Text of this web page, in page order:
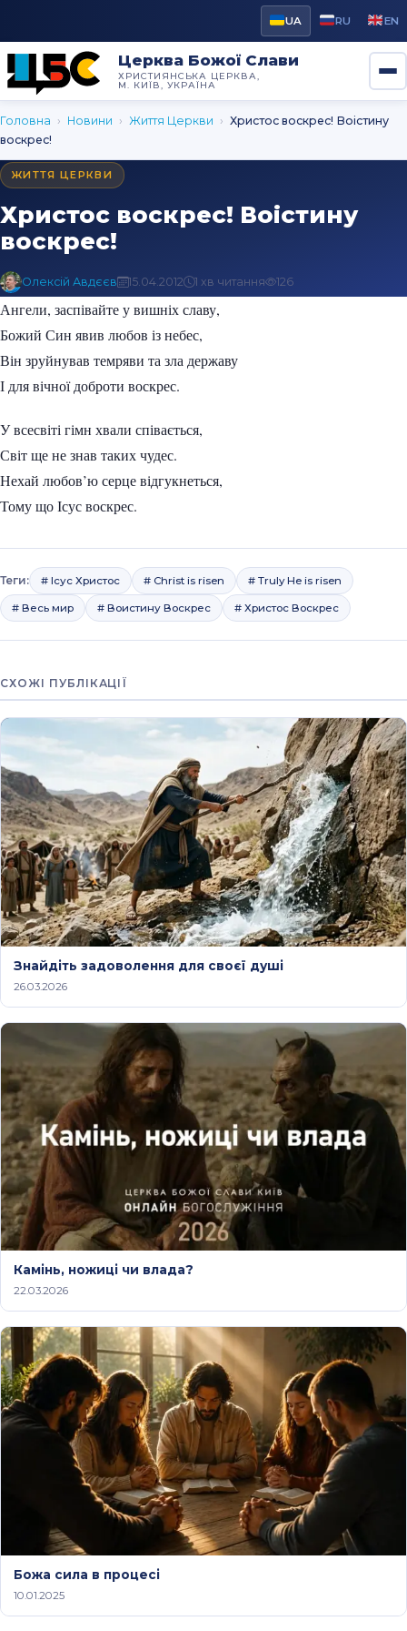
UA RU EN
Церква Божої Слави
ХРИСТИЯНСЬКА ЦЕРКВА,
М. КИЇВ, УКРАЇНА
Головна › Новини › Життя Церкви › Христос воскрес! Воістину
воскрес!
ЖИТТЯ ЦЕРКВИ
Христос воскрес! Воістину
воскрес!
Олексій Авдєєв 15.04.2012 1 хв читання 126
Ангели, заспівайте у вишніх славу,
Божий Син явив любов із небес,
Він зруйнував темряви та зла державу
І для вічної доброти воскрес.
У всесвіті гімн хвали співається,
Світ ще не знав таких чудес.
Нехай любов’ю серце відгукнеться,
Тому що Ісус воскрес.
Теги: # Ісус Христос # Christ is risen # Truly He is risen
# Весь мир # Воистину Воскрес # Христос Воскрес
СХОЖІ ПУБЛІКАЦІЇ
Знайдіть задоволення для своєї душі
26.03.2026
Камінь, ножиці чи влада?
22.03.2026
Божа сила в процесі
10.01.2025